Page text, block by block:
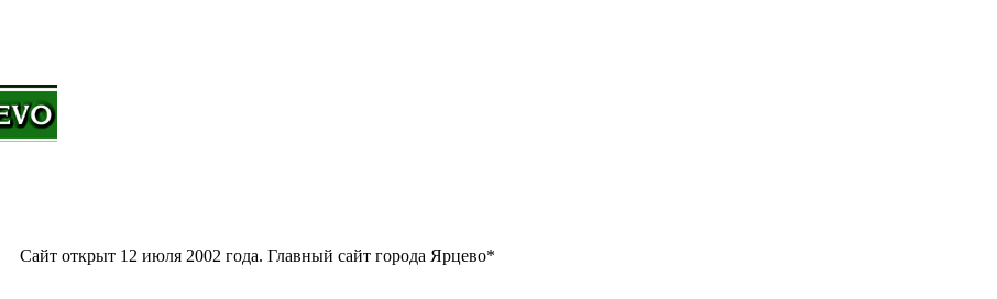
Сайт открыт 12 июля 2002 года. Главный сайт города Ярцево*